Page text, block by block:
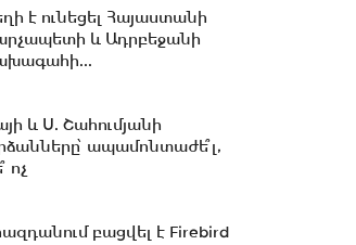
ԱՄՆ
խոչընդոտելու
ղեկավար Մուրադ
է ունեցել Հայաստանի
և Ադրբեջանի
և Ս. Շահումյանի
ապամոնտաժե՞լ,
ոչ
բացվել է Firebird